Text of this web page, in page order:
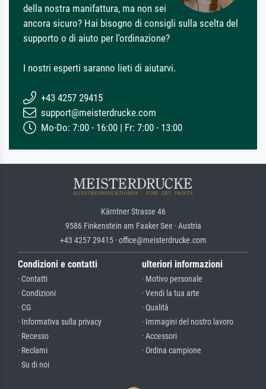
della nostra manifattura, ma non sei
ancora sicuro? Hai bisogno di consigli sulla scelta del
supporto o di aiuto per l'ordinazione?
I nostri esperti saranno lieti di aiutarvi.
+43 4257 29415
support@meisterdrucke.com
Mo-Do: 7:00 - 16:00 | Fr: 7:00 - 13:00
Kärntner Strasse 46
9586 Finkenstein am Faaker See · Austria
+43 4257 29415 · office@meisterdrucke.com
Condizioni e contatti
· Contatti
· Condizioni
· CG
· Informativa sulla privacy
· Recesso
· Reclami
· Su di noi
ulteriori informazioni
· Motivo personale
· Vendi la tua arte
· Qualità
· Immagini del nostro lavoro
· Accessori
· Ordina campione